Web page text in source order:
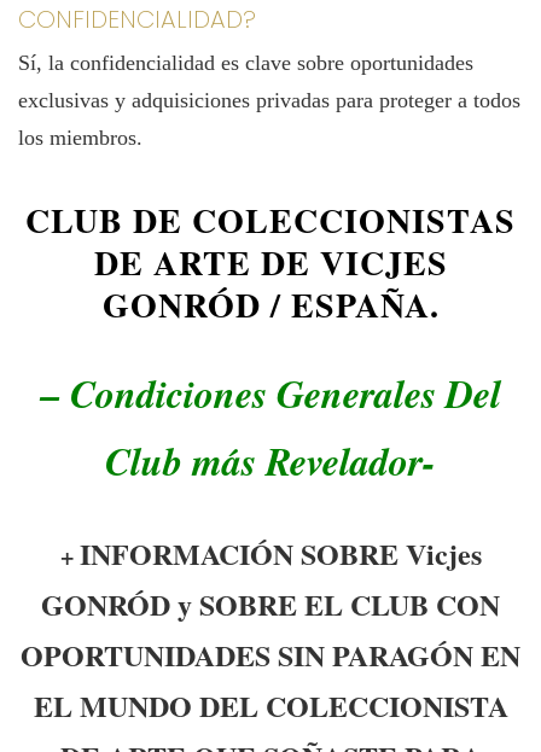
CONFIDENCIALIDAD?
Sí, la confidencialidad es clave sobre oportunidades
exclusivas y adquisiciones privadas para proteger a todos
los miembros.
CLUB DE COLECCIONISTAS
DE ARTE DE VICJES
GONRÓD / ESPAÑA.
– Condiciones Generales Del
Club más Revelador-
+INFORMACIÓN SOBRE Vicjes
GONRÓD y SOBRE EL CLUB CON
OPORTUNIDADES SIN PARAGÓN EN
EL MUNDO DEL COLECCIONISTA